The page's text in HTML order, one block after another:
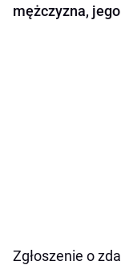
mężczyzna,
Zgłoszenie o